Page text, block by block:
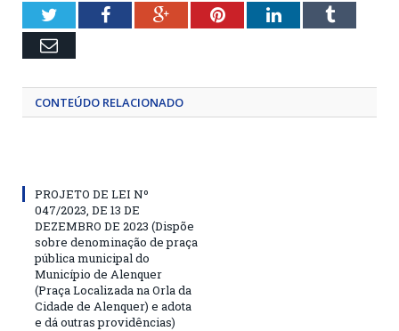
TwitterFacebookGoogle+PinterestLinkedInTumblr
Email
CONTEÚDO RELACIONADO
PROJETO DE LEI Nº
047/2023, DE 13 DE
DEZEMBRO DE 2023 (Dispõe
sobre denominação de praça
pública municipal do
Município de Alenquer
(Praça Localizada na Orla da
Cidade de Alenquer) e adota
e dá outras providências)